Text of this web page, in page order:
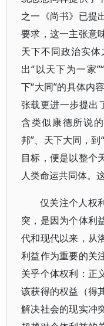
之一《尚书》已提
要求，这一主张意
天下不同政治实
出“以天下为一家
下“大同”的具体内
张载更进一步提出
含类似康德所说
邦”、天下大同，
目标，便是以整个
人类命运共同体。
仅关注个人权
突，是因为个体利
代和现代以来，从
利益作为重要的关
关乎个体权利：正
该获得的权益（得
解决社会的现实冲